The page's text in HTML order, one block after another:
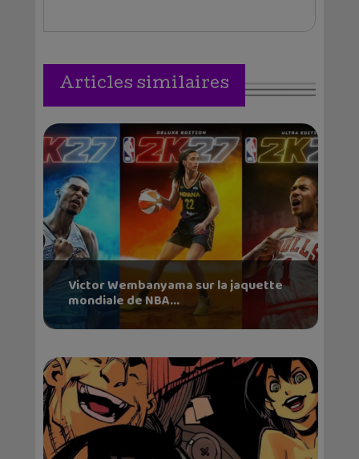
Articles similaires
Victor Wembanyama sur la jaquette
mondiale de NBA...